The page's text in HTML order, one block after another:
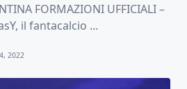
FORMAZIONI UFFICIALI –
il fantacalcio ...
2022